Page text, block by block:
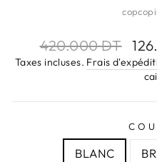
Prix
régulier
420.000 DT
Prix
Taxes incluses. Frais
BLANC